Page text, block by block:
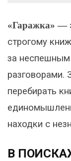
«Гаражка» —
строгому
за
разговорами.
перебирать
находки с
В